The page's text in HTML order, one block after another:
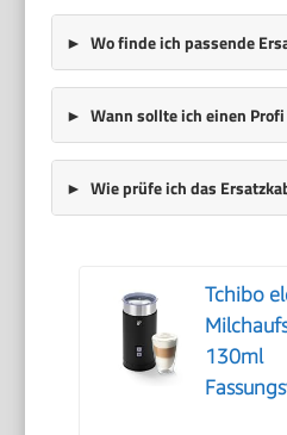
Wo finde ich passende
Wann sollte ich einen
Wie prüfe ich das
Tchibo
130ml